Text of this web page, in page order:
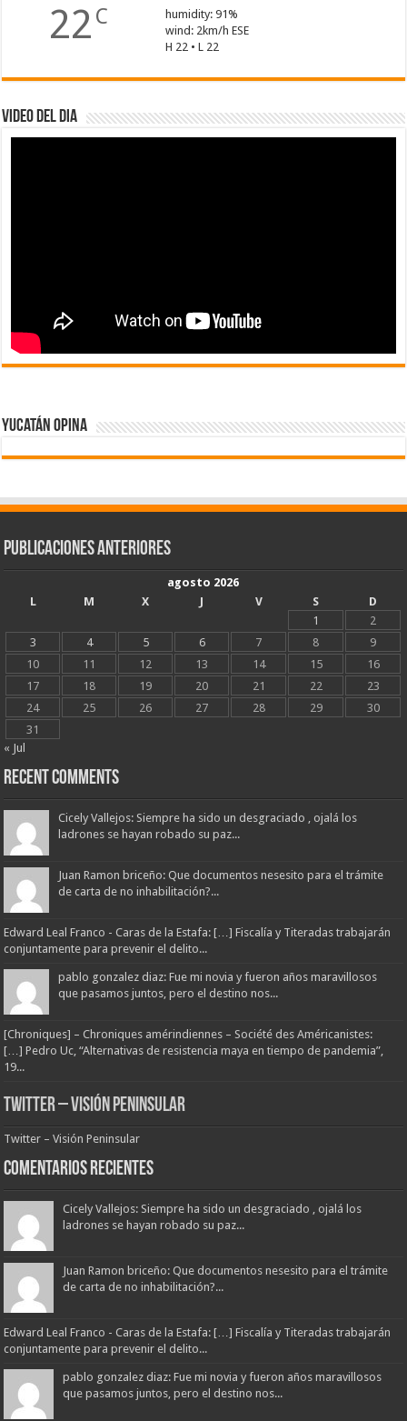
22 C
humidity: 91%
wind: 2km/h ESE
H 22 • L 22
Video del dia
Yucatán Opina
Publicaciones Anteriores
agosto 2026
L
M X J V S
D
1
2
3
4 5 6 7 8
9
10
11 12 13 14 15
16
17
18 19 20 21 22
23
24
25 26 27 28 29
30
31
« Jul
Recent Comments
Cicely Vallejos: Siempre ha sido un desgraciado , ojalá los
ladrones se hayan robado su paz...
Juan Ramon briceño: Que documentos nesesito para el trámite
de carta de no inhabilitación?...
Edward Leal Franco - Caras de la Estafa: […] Fiscalía y Titeradas trabajarán
conjuntamente para prevenir el delito...
pablo gonzalez diaz: Fue mi novia y fueron años maravillosos
que pasamos juntos, pero el destino nos...
[Chroniques] – Chroniques amérindiennes – Société des Américanistes:
[…] Pedro Uc, “Alternativas de resistencia maya en tiempo de pandemia”,
19...
Twitter – Visión Peninsular
Twitter – Visión Peninsular
Comentarios Recientes
Cicely Vallejos: Siempre ha sido un desgraciado , ojalá los
ladrones se hayan robado su paz...
Juan Ramon briceño: Que documentos nesesito para el trámite
de carta de no inhabilitación?...
Edward Leal Franco - Caras de la Estafa: […] Fiscalía y Titeradas trabajarán
conjuntamente para prevenir el delito...
pablo gonzalez diaz: Fue mi novia y fueron años maravillosos
que pasamos juntos, pero el destino nos...